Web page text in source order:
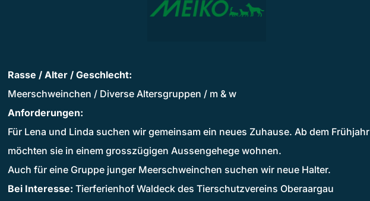
Rasse / Alter / Geschlecht:
Meerschweinchen / Diverse Altersgruppen / m & w
Anforderungen:
Für Lena und Linda suchen wir gemeinsam ein neues Zuhause. Ab dem Frühjahr
möchten sie in einem grosszügigen Aussengehege wohnen.
Auch für eine Gruppe junger Meerschweinchen suchen wir neue Halter.
Bei Interesse: Tierferienhof Waldeck des Tierschutzvereins Oberaargau